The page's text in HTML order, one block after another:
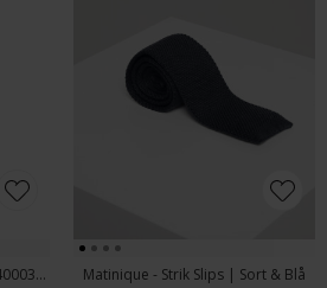
Amanda Christensen - Slips 400039 | Navy
Matinique - Strik Slips | Sort & Blå